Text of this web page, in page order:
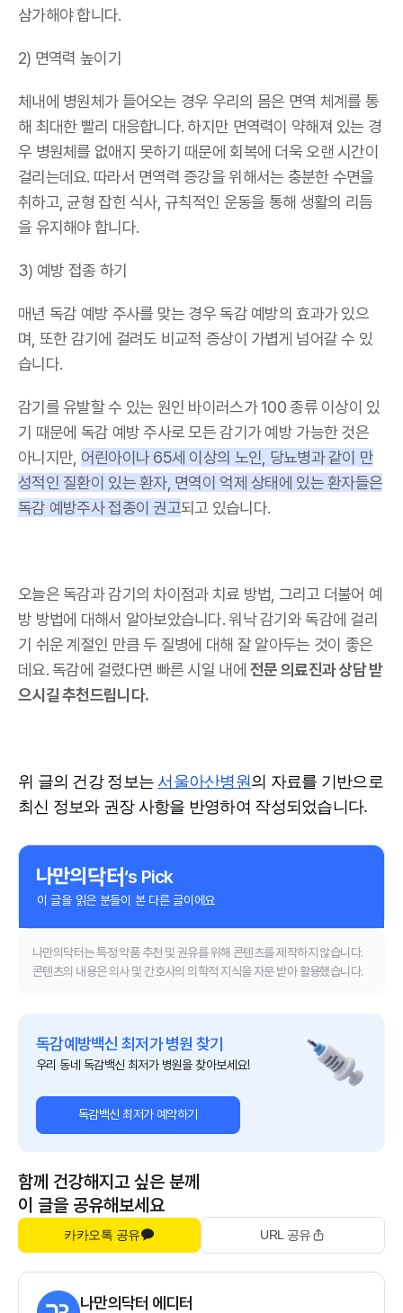
삼가해야 합니다.
2) 면역력 높이기
체내에 병원체가 들어오는 경우 우리의 몸은 면역 체계를 통
해 최대한 빨리 대응합니다. 하지만 면역력이 약해져 있는 경
우 병원체를 없애지 못하기 때문에 회복에 더욱 오랜 시간이
걸리는데요. 따라서 면역력 증강을 위해서는 충분한 수면을
취하고, 균형 잡힌 식사, 규칙적인 운동을 통해 생활의 리듬
을 유지해야 합니다.
3) 예방 접종 하기
매년 독감 예방 주사를 맞는 경우 독감 예방의 효과가 있으
며, 또한 감기에 걸려도 비교적 증상이 가볍게 넘어갈 수 있
습니다.
감기를 유발할 수 있는 원인 바이러스가 100 종류 이상이 있
기 때문에 독감 예방 주사로 모든 감기가 예방 가능한 것은
아니지만, 어린아이나 65세 이상의 노인, 당뇨병과 같이 만
성적인 질환이 있는 환자, 면역이 억제 상태에 있는 환자들은
독감 예방주사 접종이 권고되고 있습니다.
오늘은 독감과 감기의 차이점과 치료 방법, 그리고 더불어 예
방 방법에 대해서 알아보았습니다. 워낙 감기와 독감에 걸리
기 쉬운 계절인 만큼 두 질병에 대해 잘 알아두는 것이 좋은
데요. 독감에 걸렸다면 빠른 시일 내에전문 의료진과 상담 받
으시길 추천드립니다.
위 글의 건강 정보는 서울아산병원의 자료를 기반으로
최신 정보와 권장 사항을 반영하여 작성되었습니다.
‘s Pick
이 글을 읽은 분들이 본 다른 글이에요
나만의닥터는 특정 약품 추천 및 권유를 위해 콘텐츠를 제작하지 않습니다.
콘텐츠의 내용은 의사 및 간호사의 의학적 지식을 자문 받아 활용했습니다.
독감예방백신 최저가 병원 찾기
우리 동네 독감백신 최저가 병원을 찾아보세요!
독감백신 최저가 예약하기
함께 건강해지고 싶은 분께
이 글을 공유해보세요
카카오톡 공유 URL 공유
나만의닥터 에디터